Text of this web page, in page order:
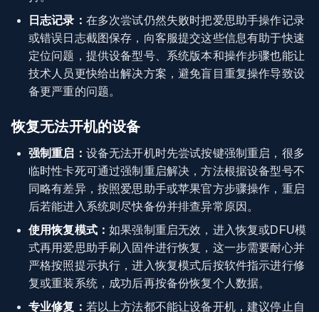
日志记录： 在多次尝试仍然失败时把爱思助手操作记录
或错误日志截图保存，向客服提交这些信息有助于快速
定位问题，提供设备型号、系统版本和操作步骤也能让
技术人员更快给出解决方案，避免盲目重复操作导致设
备更严重的问题。
恢复无法开机的设备
强制重启： 设备无法开机时先尝试按键强制重启，很多
临时性卡死可通过强制重启解决，方法根据设备型号不
同略有差异，按照爱思助手或苹果官方步骤操作，重启
后若能进入系统则尽快备份并排查异常原因。
使用恢复模式：如果强制重启无效，进入恢复或DFU模
式再用爱思助手刷入固件进行恢复，这一步需要耐心并
严格按照提示执行，进入恢复模式后按软件指示进行修
复或重装系统，成功后再按备份恢复个人数据。
专业修复： 若以上方法都不能让设备开机，建议停止自